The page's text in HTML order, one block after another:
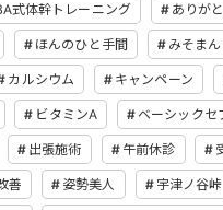
式体幹トレーニング ありが
ほんのひと手間 みそま
カルシウム キャンペーン
ビタミンA ベーシックセ
出張施術 午前休診
善 姿勢美人 宇津ノ谷峠